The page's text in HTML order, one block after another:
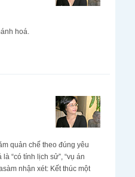
hoá.
quản chế theo đúng yêu
“có tính lịch sử”, “vụ án
nhận xét: Kết thúc một